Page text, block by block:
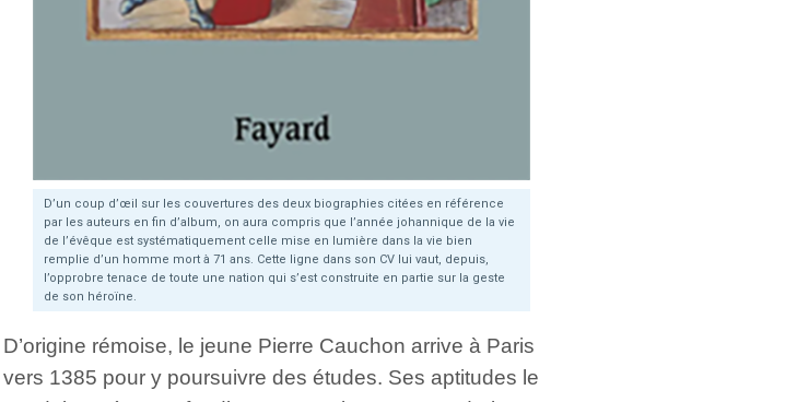
D’un coup d’œil sur les couvertures des deux biographies citées en référence
par les auteurs en fin d’album, on aura compris que l’année johannique de la vie
de l’évêque est systématiquement celle mise en lumière dans la vie bien
remplie d’un homme mort à 71 ans. Cette ligne dans son CV lui vaut, depuis,
l’opprobre tenace de toute une nation qui s’est construite en partie sur la geste
de son héroïne.
D’origine rémoise, le jeune Pierre Cauchon arrive à Paris
vers 1385 pour y poursuivre des études. Ses aptitudes le